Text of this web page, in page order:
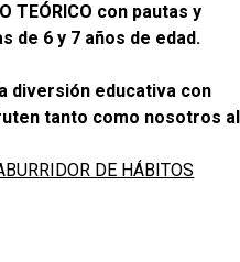
TEÓRICO con pautas y
de 6 y 7 años de edad.
diversión educativa con
tanto como nosotros al
DE HÁBITOS